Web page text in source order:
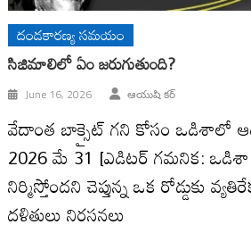
దండకారణ్య సమయం
సిజిమాలిలో ఏం జరుగుతుంది?
June 16, 2026 ఆయుషి కర్
వేదాంత బాక్సైట్ గని కోసం ఒడిశాలో
2026 మే 31 [ఎడిటర్ గమనిక:
నిర్మిస్తోందని చెప్తున్న ఒక రోడ్డుకు
దళితులు నిరసనలు